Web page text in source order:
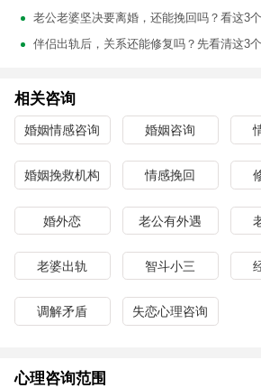
老公老婆坚决要离婚，还能挽回吗？看这3
伴侣出轨后，关系还能修复吗？先看清这3
相关咨询
婚姻情感咨询 婚姻咨询
婚姻挽救机构 情感挽回
婚外恋 老公有外遇
老婆出轨 智斗小三
调解矛盾 失恋心理咨询
心理咨询范围